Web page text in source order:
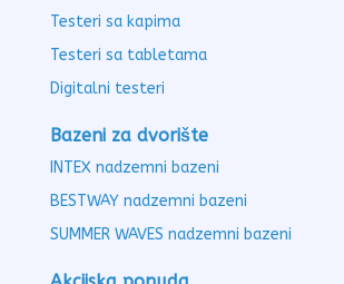
Testeri sa kapima
Testeri sa tabletama
Digitalni testeri
Bazeni za dvorište
INTEX nadzemni bazeni
BESTWAY nadzemni bazeni
SUMMER WAVES nadzemni bazeni